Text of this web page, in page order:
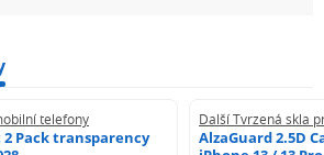
telefony
2 Pack transparency
Další Tvrzená skla
AlzaGuard 2.5D